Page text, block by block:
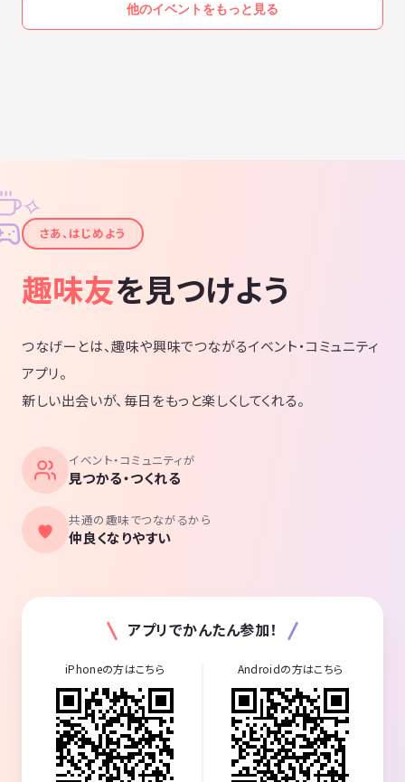
他のイベントをもっと見る
✦
✧
さあ、はじめよう
趣味友を見つけよう
つなげーとは、趣味や興味でつながるイベント・コミュニティ
アプリ。
新しい出会いが、毎日をもっと楽しくしてくれる。
イベント・コミュニティが
見つかる・つくれる
共通の趣味でつながるから
仲良くなりやすい
アプリでかんたん参加！
iPhoneの方はこちら Androidの方はこちら